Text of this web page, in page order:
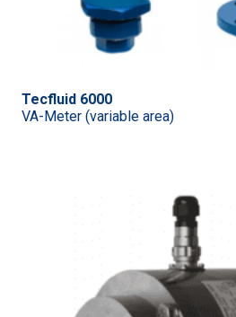
Tecfluid 6000
VA-Meter (variable area)